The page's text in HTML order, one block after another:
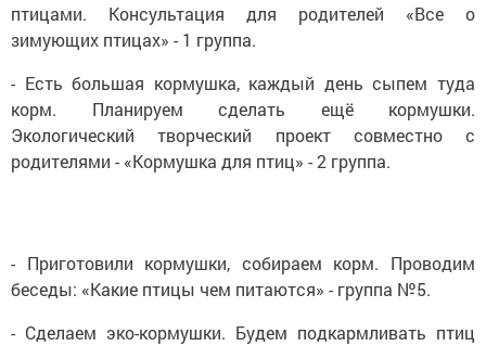
птицами. Консультация для родителей «Все о
зимующих птицах» - 1 группа.
- Есть большая кормушка, каждый день сыпем туда
корм. Планируем сделать ещё кормушки.
Экологический творческий проект совместно с
родителями - «Кормушка для птиц» - 2 группа.
- Приготовили кормушки, собираем корм. Проводим
беседы: «Какие птицы чем питаются» - группа №5.
- Сделаем эко-кормушки. Будем подкармливать птиц